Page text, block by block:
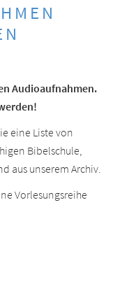
Audioaufnahmen.
eine Liste von
Bibelschule,
aus unserem Archiv.
Vorlesungsreihe